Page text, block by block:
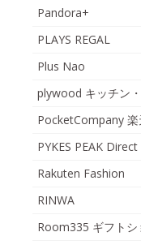
Pandora+
PLAYS REGAL
Plus Nao
plywood キッチン
PocketCompany
PYKES PEAK Direct
Rakuten Fashion
RINWA
Room335 ギフトシ